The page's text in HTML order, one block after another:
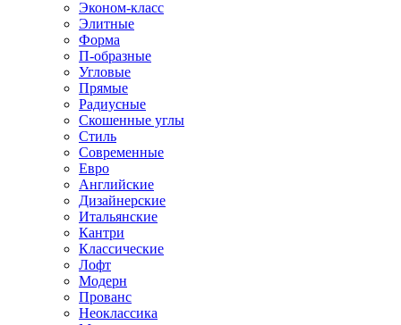
Эконом-класс
Элитные
Форма
П-образные
Угловые
Прямые
Радиусные
Скошенные углы
Стиль
Современные
Евро
Английские
Дизайнерские
Итальянские
Кантри
Классические
Лофт
Модерн
Прованс
Неоклассика